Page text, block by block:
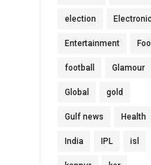
election Electronic
Entertainment
football Glamour
Global gold
Gulf news Health
India IPL isl